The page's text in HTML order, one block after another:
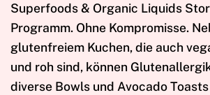
Superfoods & Organic Liquids
Programm. Ohne Kompromisse.
glutenfreiem Kuchen, die auch
und roh sind, können
diverse Bowls und Avocado